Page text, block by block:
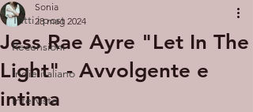
Tutti i post
Recensioni
Indie italiano
Interviste
Jess Rae Ayre "Let In The
Light" - Avvolgente e
intima
Sonia
28 mag 2024